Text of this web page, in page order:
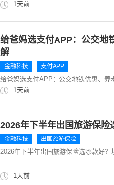
1天前
给爸妈选支付APP：公交地
解
金融科技 支付APP
给爸妈选支付APP：公交地铁优惠、养
1天前
2026年下半年出国旅游保险
金融科技 出国旅游保险
2026年下半年出国旅游保险选哪款好？
1天前